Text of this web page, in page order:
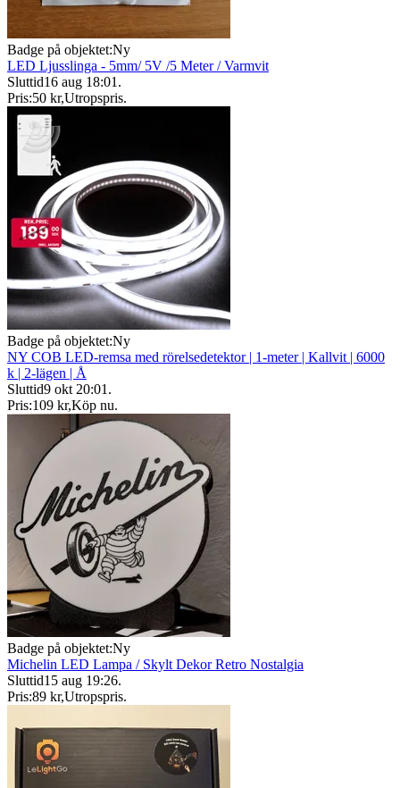
Badge på objektet:Ny
LED Ljusslinga - 5mm/ 5V /5 Meter / Varmvit
Sluttid16 aug 18:01 .
Pris:50 kr,Utropspris.
Badge på objektet:Ny
NY COB LED-remsa med rörelsedetektor | 1-meter | Kallvit | 6000
k | 2-lägen | Å
Sluttid9 okt 20:01 .
Pris:109 kr,Köp nu.
Badge på objektet:Ny
Michelin LED Lampa / Skylt Dekor Retro Nostalgia
Sluttid15 aug 19:26.
Pris:89 kr,Utropspris.